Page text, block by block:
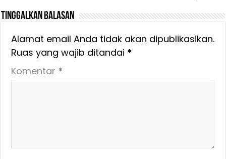
Tinggalkan Balasan
Alamat email Anda tidak akan dipublikasikan.
Ruas yang wajib ditandai *
Komentar *